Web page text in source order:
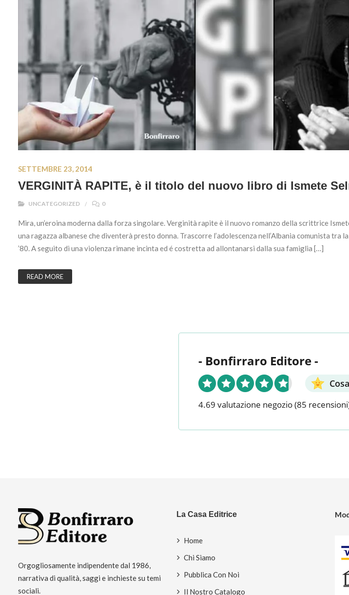
SETTEMBRE 23, 2014
VERGINITÀ RAPITE, è il titolo del nuovo libro di Ismete
UNCATEGORIZED 0
Mira, un’eroina moderna dalla forza singolare. Verginità rapite è il nuovo romanzo della scrittrice
una ragazza albanese che diventerà presto donna. Trascorre l’adolescenza nell’Albania comunista tra
’80. A seguito di una violenza rimane incinta ed é costretta ad allontanarsi dalla sua famiglia […]
READ MORE
- Bonfirraro Editore -
4.69 valutazione negozio(85
Orgogliosamente indipendente dal 1986,
narrativa di qualità, saggi e inchieste su temi
sociali.
La Casa Editrice
Home
Chi Siamo
Pubblica Con Noi
Il Nostro Catalogo